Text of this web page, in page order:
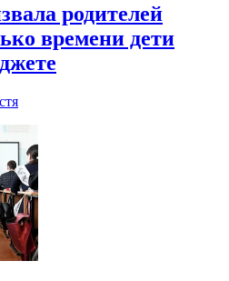
родителей
времени дети